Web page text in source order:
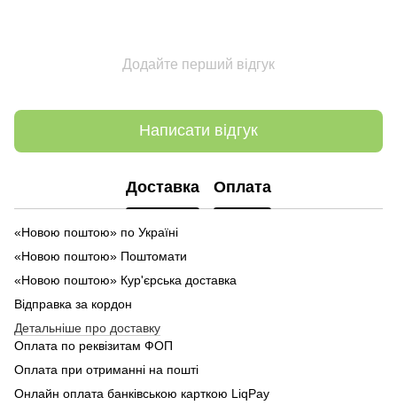
Додайте перший відгук
Написати відгук
Доставка Оплата
«Новою поштою» по Україні
«Новою поштою» Поштомати
«Новою поштою» Кур'єрська доставка
Відправка за кордон
Детальніше про доставку
Оплата по реквізитам ФОП
Оплата при отриманні на пошті
Онлайн оплата банківською карткою LiqPay